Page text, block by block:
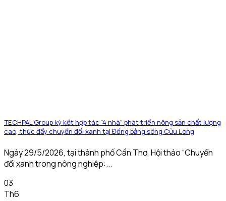
TECHPAL Group ký kết hợp tác “4 nhà” phát triển nông sản chất lượng
cao, thúc đẩy chuyển đổi xanh tại Đồng bằng sông Cửu Long
Ngày 29/5/2026, tại thành phố Cần Thơ, Hội thảo “Chuyển
đổi xanh trong nông nghiệp:...
03
Th6